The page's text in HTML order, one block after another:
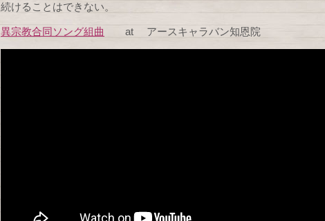
続けることはできない。
異宗教合同ソング組曲 at アースキャラバン知恩院